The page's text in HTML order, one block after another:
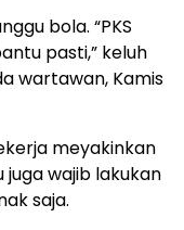
bola. “PKS
pasti,” keluh
wartawan, Kamis
meyakinkan
juga wajib lakukan
saja.